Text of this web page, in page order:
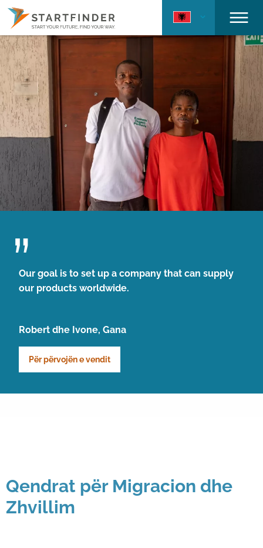
Our goal is to set up a company that can supply
our products worldwide.
Robert dhe Ivone, Gana
Për përvojën e vendit
Qendrat për Migracion dhe
Zhvillim